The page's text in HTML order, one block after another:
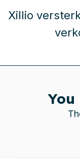
Xillio
You